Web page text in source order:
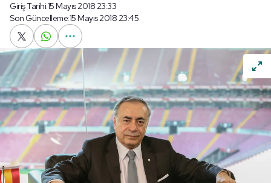
Giriş Tarihi:15 Mayıs 2018 23:33
Son Güncelleme:15 Mayıs 2018 23:45